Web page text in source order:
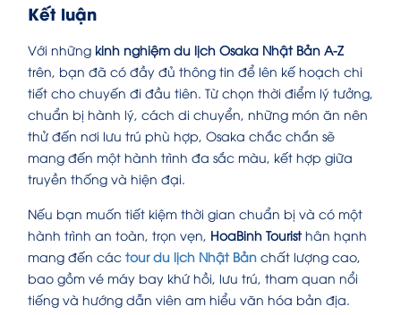
Kết luận
Với những kinh nghiệm du lịch Osaka Nhật Bản A-Z
trên, bạn đã có đầy đủ thông tin để lên kế hoạch chi
tiết cho chuyến đi đầu tiên. Từ chọn thời điểm lý tưởng,
chuẩn bị hành lý, cách di chuyển, những món ăn nên
thử đến nơi lưu trú phù hợp, Osaka chắc chắn sẽ
mang đến một hành trình đa sắc màu, kết hợp giữa
truyền thống và hiện đại.
Nếu bạn muốn tiết kiệm thời gian chuẩn bị và có một
hành trình an toàn, trọn vẹn, HoaBinh Touristhân hạnh
mang đến các tour du lịch Nhật Bản chất lượng cao,
bao gồm vé máy bay khứ hồi, lưu trú, tham quan nổi
tiếng và hướng dẫn viên am hiểu văn hóa bản địa.